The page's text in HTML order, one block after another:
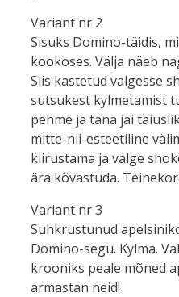
Variant nr 2
Sisuks Domino-täidis,
kookoses. Välja näeb
Siis kastetud valgesse
sutsukest kylmetamist
pehme ja täna jäi
mitte-nii-esteetiline
kiirustama ja valge
ära kõvastuda.
Variant nr 3
Suhkrustunud
Domino-segu. Kylma.
krooniks peale mõned
armastan neid!